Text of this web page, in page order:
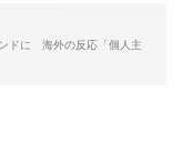
ドに 海外の反応「個人主